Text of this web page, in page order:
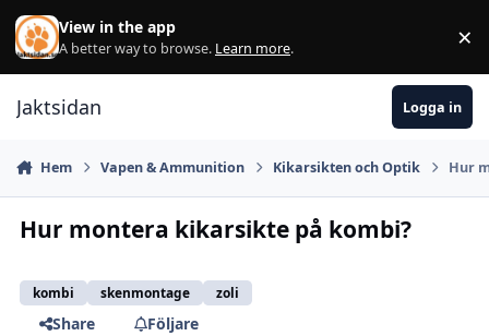
Hoppa till innehåll
View in the app
A better way to browse. Learn more. ×
Jaktsidan Logga in
Hem Vapen & Ammunition Kikarsikten och Optik Hur
Hur montera kikarsikte på kombi?
kombi skenmontage zoli
Share
Följare